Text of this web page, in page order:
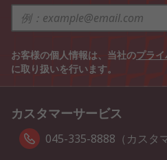
お客様の個人情報は、当社のプラ
に取り扱いを行います。
カスタマーサービス
045-335-8888（カスタ